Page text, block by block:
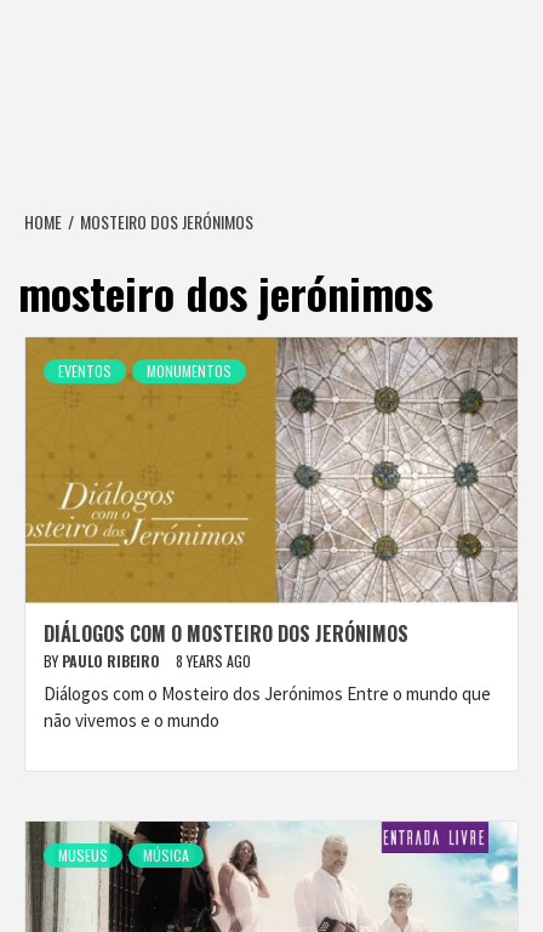
HOME MOSTEIRO DOS JERÓNIMOS
mosteiro dos jerónimos
EVENTOS MONUMENTOS
DIÁLOGOS COM O MOSTEIRO DOS JERÓNIMOS
BY PAULO RIBEIRO 8 YEARS AGO
Diálogos com o Mosteiro dos Jerónimos Entre o mundo que
não vivemos e o mundo
MUSEUS MÚSICA